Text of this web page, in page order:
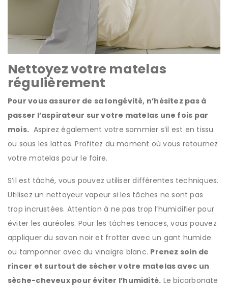
Nettoyez votre matelas
régulièrement
Pour vous assurer de sa longévité, n’hésitez pas à
passer l’aspirateur sur votre matelas une fois par
mois. Aspirez également votre sommier s’il est en tissu
ou sous les lattes. Profitez du moment où vous retournez
votre matelas pour le faire.
S’il est tâché, vous pouvez utiliser différentes techniques.
Utilisez un nettoyeur vapeur si les tâches ne sont pas
trop incrustées. Attention à ne pas trop l’humidifier pour
éviter les auréoles. Pour les tâches tenaces, vous pouvez
appliquer du savon noir et frotter avec un gant humide
ou tamponner avec du vinaigre blanc. Prenez soin de
rincer et surtout de sécher votre matelas avec un
sèche-cheveux pour éviter l’humidité. Le bicarbonate